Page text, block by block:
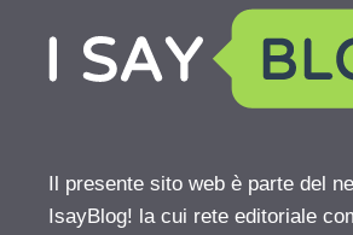
Il presente sito web è parte del
IsayBlog! la cui rete editoriale